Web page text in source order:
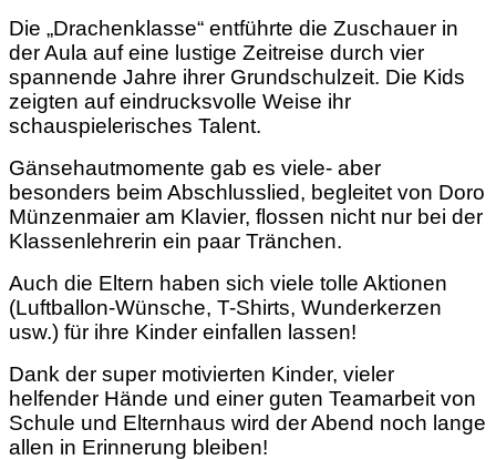
Die „Drachenklasse“ entführte die Zuschauer in
der Aula auf eine lustige Zeitreise durch vier
spannende Jahre ihrer Grundschulzeit. Die Kids
zeigten auf eindrucksvolle Weise ihr
schauspielerisches Talent.
Gänsehautmomente gab es viele- aber
besonders beim Abschlusslied, begleitet von Doro
Münzenmaier am Klavier, flossen nicht nur bei der
Klassenlehrerin ein paar Tränchen.
Auch die Eltern haben sich viele tolle Aktionen
(Luftballon-Wünsche, T-Shirts, Wunderkerzen
usw.) für ihre Kinder einfallen lassen!
Dank der super motivierten Kinder, vieler
helfender Hände und einer guten Teamarbeit von
Schule und Elternhaus wird der Abend noch lange
allen in Erinnerung bleiben!